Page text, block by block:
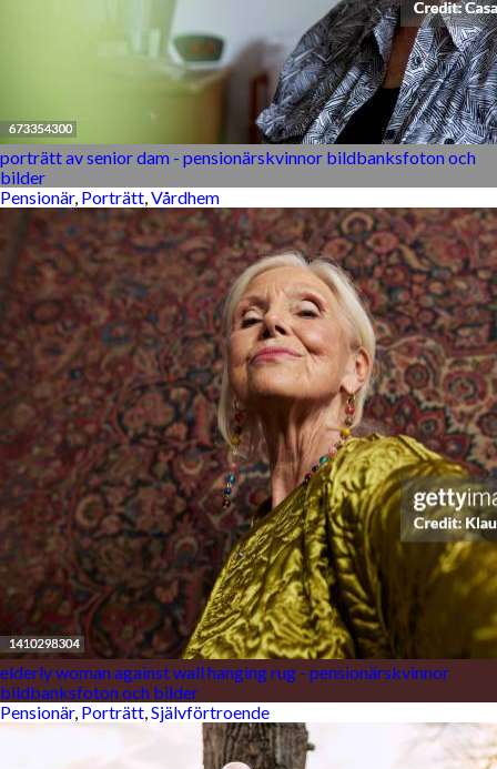
porträtt av senior dam - pensionärskvinnor bildbanksfoton och
bilder
Pensionär, Porträtt,Vårdhem
elderly woman against wall hanging rug - pensionärskvinnor
bildbanksfoton och bilder
Pensionär, Porträtt,Självförtroende